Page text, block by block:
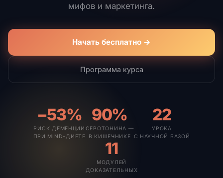
мифов и маркетинга.
Начать бесплатно →
Программа курса
−53%
РИСК ДЕМЕНЦИИ
ПРИ MIND-ДИЕТЕ
90%
СЕРОТОНИНА —
В КИШЕЧНИКЕ
22
УРОКА
С НАУЧНОЙ БАЗОЙ
11
МОДУЛЕЙ
ДОКАЗАТЕЛЬНЫХ